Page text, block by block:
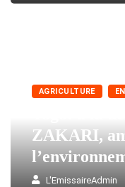
AGRICULTURE
ZAKARI,
L'EmissaireAdmin